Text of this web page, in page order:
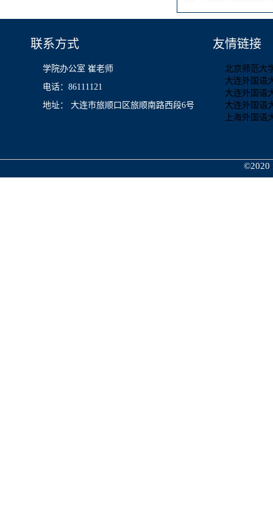
联系方式
学院办公室 崔老师
电话：86111121
地址： 大连市旅顺口区旅顺南路西段6号
友情链接
北京师范大
大连外国语
大连外国语
大连外国语
上海外国语
©2020